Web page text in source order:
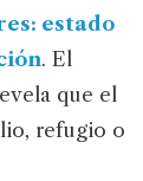
estado
. El
que el
refugio o